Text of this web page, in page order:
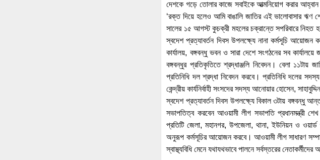
দেশকে গড়ে তোলার কাজে সবাইকে আত্মনিয়োগ করার আহ্বান
‘রক্ত দিয়ে হলেও আমি বাঙালি জাতির এই ভালোবাসার ঋণ
সালের ১৫ আগস্ট কুচক্রী মহলের চক্রান্তে সপরিবারে নিহত
স্বদেশ প্রত্যাবর্তন দিবস উপলক্ষ্যে নানা কর্মসূচি আয়োজন
কার্যালয়, বঙ্গবন্ধু ভবন ও সারা দেশে সংগঠনের সব
বঙ্গবন্ধুর প্রতিকৃতিতে শ্রদ্ধাঞ্জলি নিবেদন। বেলা ১১টায়
প্রতিনিধি দল শ্রদ্ধা নিবেদন করবে। প্রতিনিধি দলের
কেন্দ্রীয় কার্যনির্বাহী সংসদের সদস্য আনোয়ার হোসেন,
স্বদেশ প্রত্যাবর্তন দিবস উপলক্ষ্যে বিকাল ৩টায় বঙ্গবন্ধু
সভাপতিত্ব করবেন আওয়ামী লীগ সভাপতি প্রধানমন্ত্রী শেখ
প্রতিটি জেলা, মহানগর, উপজেলা, থানা, ইউনিয়ন ও
অনুরূপ কর্মসূচির আয়োজন করবে। আওয়ামী লীগ সাধারণ
স্বাস্থ্যবিধি মেনে যথাযথভাবে পালনে সর্বস্তরের নেতাকর্মীদের